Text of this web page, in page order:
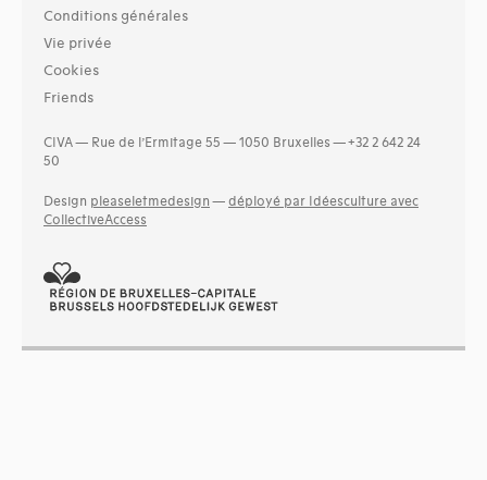
Conditions générales
Vie privée
Cookies
Friends
CIVA — Rue de l’Ermitage 55 — 1050 Bruxelles — +32 2 642 24
50
Design pleaseletmedesign — déployé par Idéesculture avec
CollectiveAccess